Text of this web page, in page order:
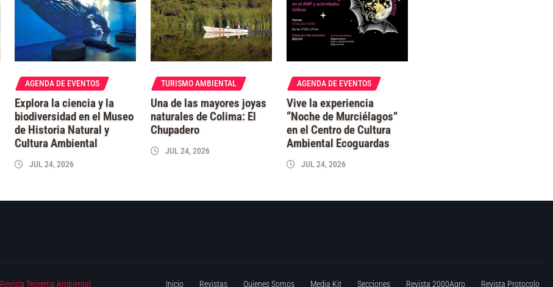
AGENDA DE EVENTOS
Explora la ciencia y la
biodiversidad en el Museo
de Historia Natural y
Cultura Ambiental
JUL 24, 2026
TURISMO AMBIENTAL
Una de las mayores joyas
naturales de Colima: El
Chupadero
JUL 24, 2026
AGENDA DE EVENTOS
Vive la experiencia
“Noche de Murciélagos”
en el Centro de Cultura
Ambiental Ecoguardas
JUL 24, 2026
Revista Teorema Ambiental Inicio Revistas Quienes Somos Media Kit Secciones Revista 2000Agro Revista Protocolo